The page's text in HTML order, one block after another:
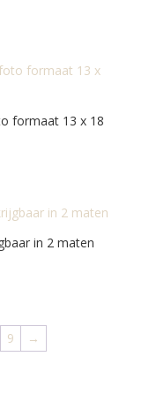
formaat 13 x 18
in 2 maten
9 →